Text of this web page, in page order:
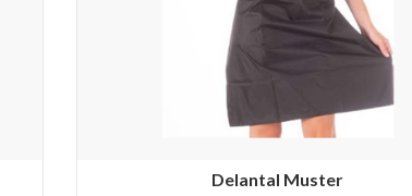
Delantal Muster